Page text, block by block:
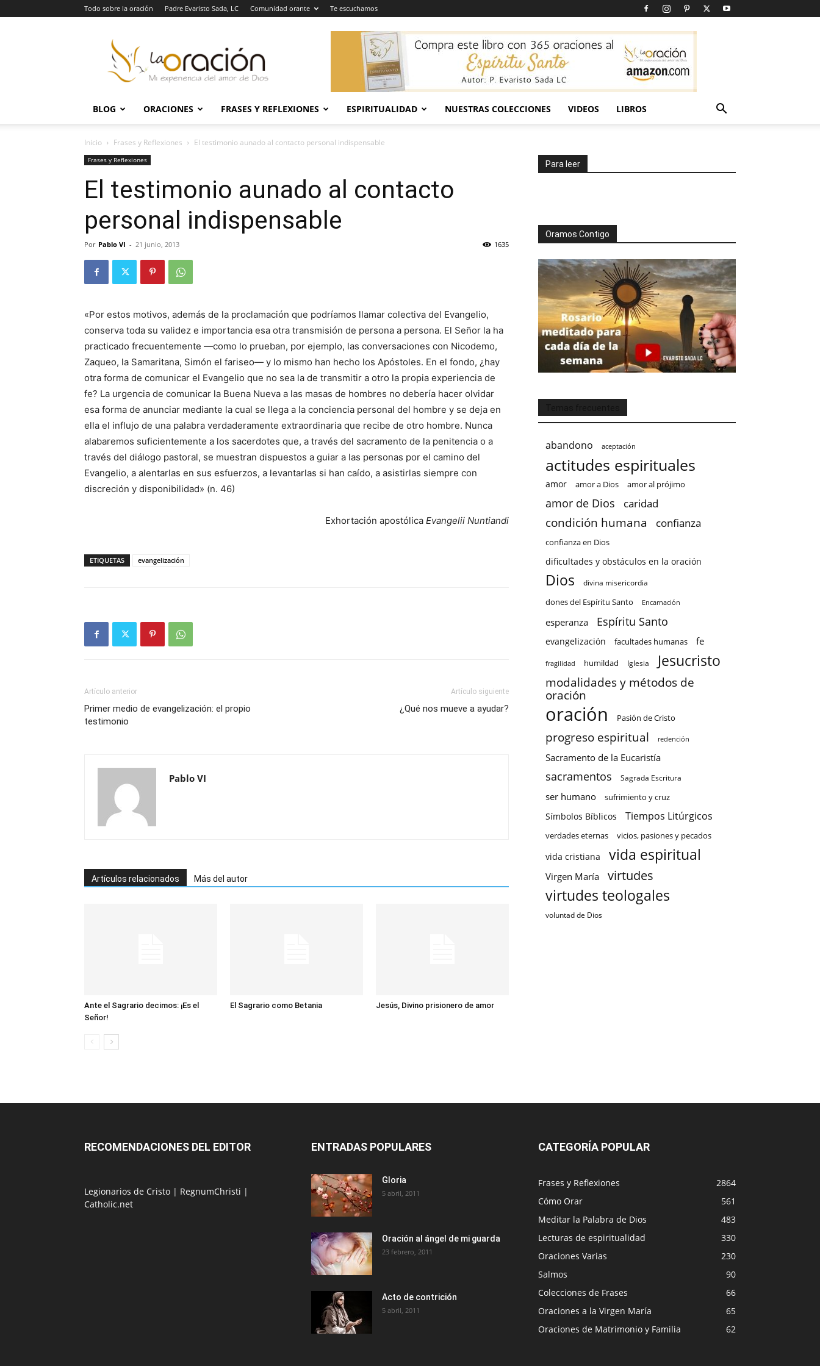
Todo sobre la oración Padre Evaristo Sada, LC Comunidad orante Te escuchamos
Oración
BLOG ORACIONES FRASES Y REFLEXIONES ESPIRITUALIDAD NUESTRAS COLECCIONES VIDEOS LIBROS
Inicio Frases y Reflexiones El testimonio aunado al contacto personal indispensable
Frases y Reflexiones
El testimonio aunado al contacto
personal indispensable
Por Pablo VI - 21 junio, 2013 1635
«Por estos motivos, además de la proclamación que podríamos llamar colectiva del Evangelio,
conserva toda su validez e importancia esa otra transmisión de persona a persona. El Señor la ha
practicado frecuentemente —como lo prueban, por ejemplo, las conversaciones con Nicodemo,
Zaqueo, la Samaritana, Simón el fariseo— y lo mismo han hecho los Apóstoles. En el fondo, ¿hay
otra forma de comunicar el Evangelio que no sea la de transmitir a otro la propia experiencia de
fe? La urgencia de comunicar la Buena Nueva a las masas de hombres no debería hacer olvidar
esa forma de anunciar mediante la cual se llega a la conciencia personal del hombre y se deja en
ella el influjo de una palabra verdaderamente extraordinaria que recibe de otro hombre. Nunca
alabaremos suficientemente a los sacerdotes que, a través del sacramento de la penitencia o a
través del diálogo pastoral, se muestran dispuestos a guiar a las personas por el camino del
Evangelio, a alentarlas en sus esfuerzos, a levantarlas si han caído, a asistirlas siempre con
discreción y disponibilidad» (n. 46)
Exhortación apostólica Evangelii Nuntiandi
ETIQUETAS evangelización
Artículo anterior
Primer medio de evangelización: el propio
testimonio
Artículo siguiente
¿Qué nos mueve a ayudar?
Pablo VI
Artículos relacionados Más del autor
Ante el Sagrario decimos: ¡Es el
Señor!
El Sagrario como Betania Jesús, Divino prisionero de amor
Para leer
Oramos Contigo
abandono aceptación
actitudes espirituales
amor amor a Dios amor al prójimo
amor de Dios caridad
condición humana confianza
confianza en Dios
dificultades y obstáculos en la oración
Dios divina misericordia
dones del Espíritu Santo Encarnación
esperanza Espíritu Santo
evangelización facultades humanas fe
fragilidad humildad Iglesia Jesucristo
modalidades y métodos de
oración
oración Pasión de Cristo
progreso espiritual redención
Sacramento de la Eucaristía
sacramentos Sagrada Escritura
ser humano sufrimiento y cruz
Símbolos Bíblicos Tiempos Litúrgicos
verdades eternas vicios, pasiones y pecados
vida cristiana vida espiritual
Virgen María virtudes
virtudes teologales
voluntad de Dios
RECOMENDACIONES DEL EDITOR
Legionarios de Cristo | RegnumChristi |
Catholic.net
ENTRADAS POPULARES
Gloria
5 abril, 2011
Oración al ángel de mi guarda
23 febrero, 2011
Acto de contrición
5 abril, 2011
CATEGORÍA POPULAR
Frases y Reflexiones
2864
Cómo Orar
561
Meditar la Palabra de Dios
483
Lecturas de espiritualidad
330
Oraciones Varias
230
Salmos
90
Colecciones de Frases
66
Oraciones a la Virgen María
65
Oraciones de Matrimonio y Familia
62